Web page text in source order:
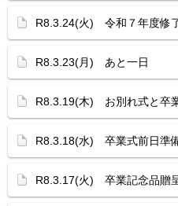
R8.3.24(火) 令和７年度修
R8.3.23(月) あと一日
R8.3.19(木) お別れ式と卒
R8.3.18(水) 卒業式前日準
R8.3.17(火) 卒業記念品贈